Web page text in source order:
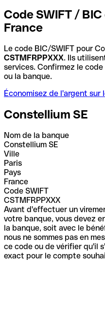
Code SWIFT /
France
Le code BIC/SWIFT pour
CSTMFRPPXXX. Ils
services. Confirmez le
ou la banque.
Économisez de l'argent sur
Constellium SE
Nom de la banque
Constellium SE
Ville
Paris
Pays
France
Code SWIFT
CSTMFRPPXXX
Avant d'effectuer un
votre banque, vous devez
la banque, soit avec le
nous ne sommes pas en
ce code ou de vérifier qu'il
exact pour le compte